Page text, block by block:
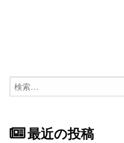
検
索:
最近の投稿